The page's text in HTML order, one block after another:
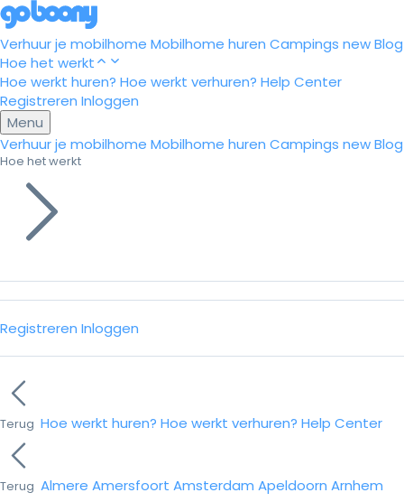
Verhuur je mobilhome Mobilhome huren Campings newBlog
Hoe het werkt
Hoe werkt huren? Hoe werkt verhuren? Help Center
Registreren Inloggen
Menu
Verhuur je mobilhome Mobilhome huren Campings newBlog
Hoe het werkt
Registreren Inloggen
Terug Hoe werkt huren? Hoe werkt verhuren? Help Center
Terug Almere Amersfoort Amsterdam Apeldoorn Arnhem